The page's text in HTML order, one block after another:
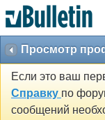
Просмотр
Если это ваш
Справку по
сообщений